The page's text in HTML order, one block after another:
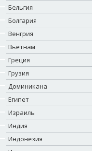
Бельгия
Болгария
Венгрия
Вьетнам
Греция
Грузия
Доминикана
Египет
Израиль
Индия
Индонезия